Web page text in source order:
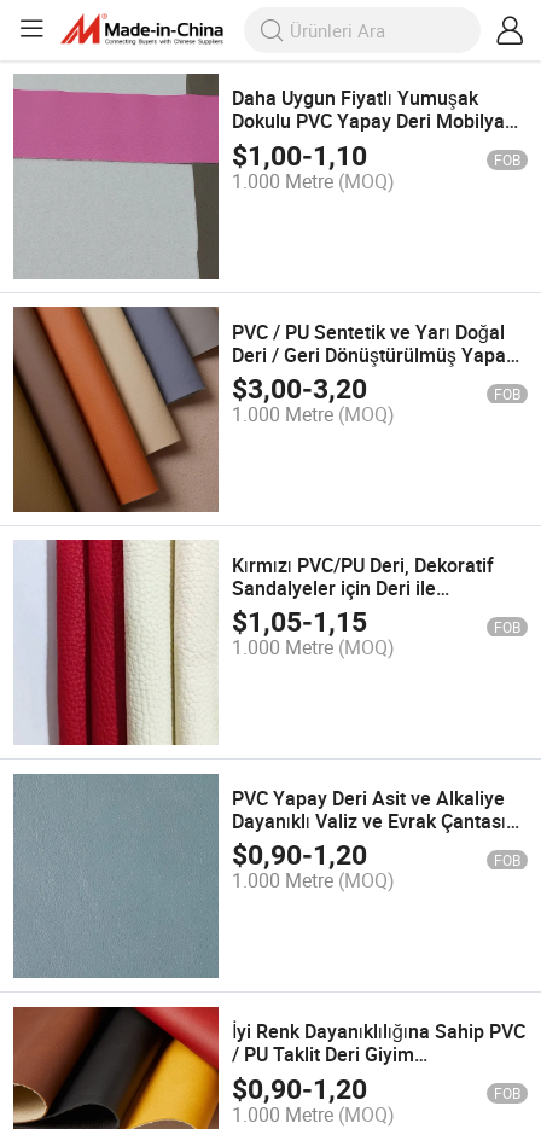
Daha Uygun Fiyatlı Yumuşak
Dokulu PVC Yapay Deri Mobilya
ve Sandalyeler için
$1,00-1,10 FOB
1.000 Metre (MOQ)
PVC / PU Sentetik ve Yarı Doğal
Deri / Geri Dönüştürülmüş Yapay
Süet Mobilya ve Araç İçin
$3,00-3,20 FOB
1.000 Metre (MOQ)
Kırmızı PVC/PU Deri, Dekoratif
Sandalyeler için Deri ile
Birleştirilmiştir
$1,05-1,15 FOB
1.000 Metre (MOQ)
PVC Yapay Deri Asit ve Alkaliye
Dayanıklı Valiz ve Evrak Çantası
için
$0,90-1,20 FOB
1.000 Metre (MOQ)
İyi Renk Dayanıklılığına Sahip PVC
/ PU Taklit Deri Giyim
Aksesuarları için
$0,90-1,20 FOB
1.000 Metre (MOQ)